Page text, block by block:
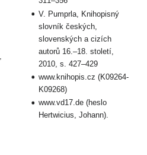
V. Pumprla, Knihopisný
slovník českých,
slovenských a cizích
autorů 16.–18. století,
2010, s. 427–429
www.knihopis.cz (K09264-
K09268)
www.vd17.de (heslo
Hertwicius, Johann).